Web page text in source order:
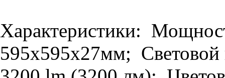
Характеристики:
595х595х27мм; Световой